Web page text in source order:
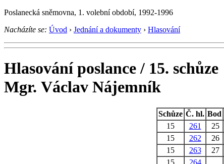
Poslanecká sněmovna, 1. volební období, 1992-1996
Nacházíte se: Úvod › Jednání a dokumenty › Hlasování
Hlasování poslance / 15. schůze
Mgr. Václav Nájemník
Schůze Č. hl. Bod
15
261 25
15
262 26
15
263 27
15
264